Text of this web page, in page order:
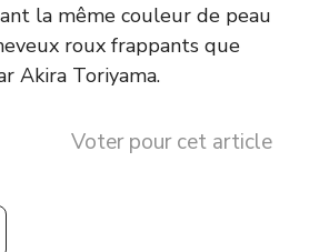
la même couleur de peau
roux frappants que
Akira Toriyama.
Voter pour cet article